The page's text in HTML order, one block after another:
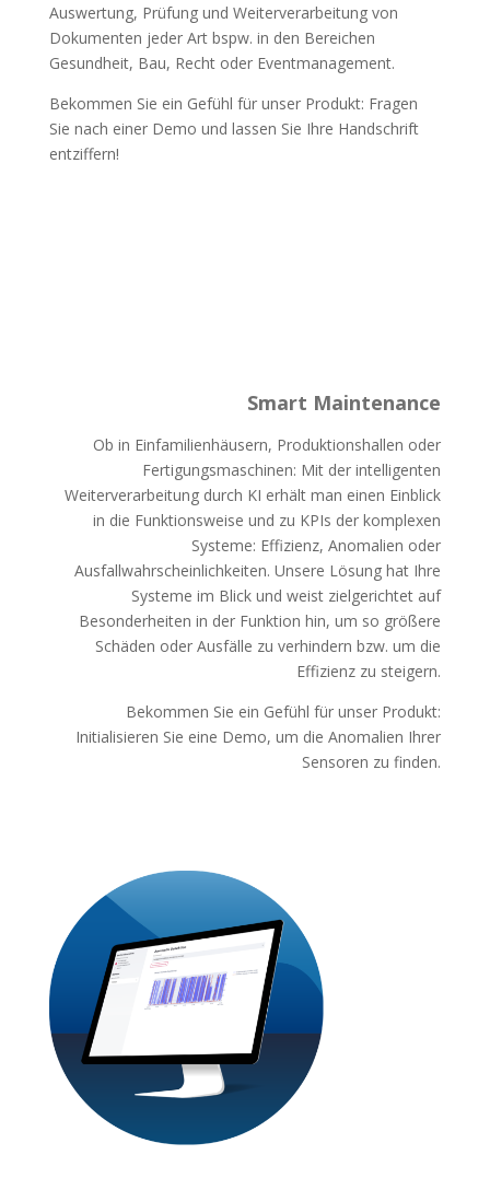
Auswertung, Prüfung und Weiterverarbeitung von
Dokumenten jeder Art bspw. in den Bereichen
Gesundheit, Bau, Recht oder Eventmanagement.
Bekommen Sie ein Gefühl für unser Produkt: Fragen
Sie nach einer Demo und lassen Sie Ihre Handschrift
entziffern!
Smart Maintenance
Ob in Einfamilienhäusern, Produktionshallen oder
Fertigungsmaschinen: Mit der intelligenten
Weiterverarbeitung durch KI erhält man einen Einblick
in die Funktionsweise und zu KPIs der komplexen
Systeme: Effizienz, Anomalien oder
Ausfallwahrscheinlichkeiten. Unsere Lösung hat Ihre
Systeme im Blick und weist zielgerichtet auf
Besonderheiten in der Funktion hin, um so größere
Schäden oder Ausfälle zu verhindern bzw. um die
Effizienz zu steigern.
Bekommen Sie ein Gefühl für unser Produkt:
Initialisieren Sie eine Demo, um die Anomalien Ihrer
Sensoren zu finden.